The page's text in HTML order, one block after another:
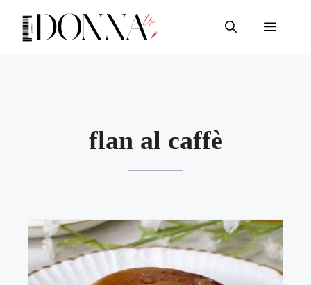
contenuto
Menu
flan al caffè